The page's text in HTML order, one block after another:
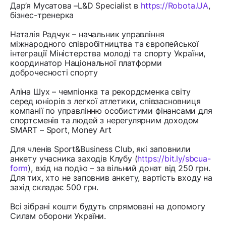
Дар’я Мусатова –L&D Specialist в https://Robota.UA,
бізнес-тренерка
Наталія Радчук – начальник управління
міжнародного співробітництва та європейської
інтеграції Міністерства молоді та спорту України,
координатор Національної платформи
доброчесності спорту
Аліна Шух – чемпіонка та рекордсменка світу
серед юніорів з легкої атлетики, співзасновниця
компанії по управлінню особистими фінансами для
спортсменів та людей з нерегулярним доходом
SMART – Sport, Money Art
Для членів Sport&Business Club, які заповнили
анкету учасника заходів Клубу (https://bit.ly/sbcua-
form), вхід на подію – за вільний донат від 250 грн.
Для тих, хто не заповнив анкету, вартість входу на
захід складає 500 грн.
Всі зібрані кошти будуть спрямовані на допомогу
Силам оборони України.